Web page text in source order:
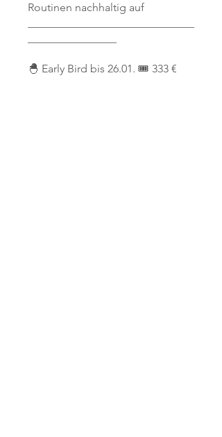
Routinen nachhaltig auf
🐣 Early Bird bis 26.01. 🎟️ 333 €